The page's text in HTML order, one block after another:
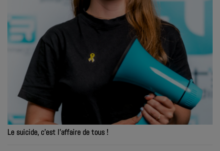
Le suicide, c'est l'affaire de tous !